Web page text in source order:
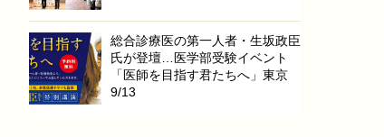
総合診療医の第一人者・生坂政臣
氏が登壇…医学部受験イベント
「医師を目指す君たちへ」東京
9/13